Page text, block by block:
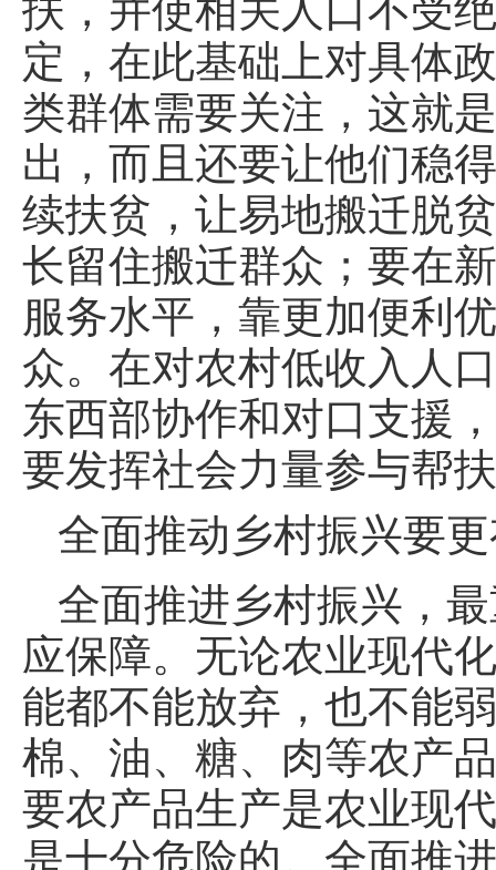
定，在此基础上对具体
类群体需要关注，这就
出，而且还要让他们稳
续扶贫，让易地搬迁脱
长留住搬迁群众；要在
服务水平，靠更加便利
众。在对农村低收入人
东西部协作和对口支援
要发挥社会力量参与帮
全面推动乡村振兴要
全面推进乡村振兴，
应保障。无论农业现代
能都不能放弃，也不能
棉、油、糖、肉等农产
要农产品生产是农业现
是十分危险的。全面推